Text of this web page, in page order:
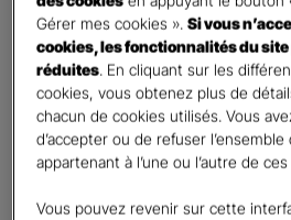
Oui
Non
Quel est votre statut professionnel ? *
TNS (Travailleur non salarié)
Salarié
Autre
Gérer mes cookies ».Si vous
cookies, les fonctionnalités du
réduites . En cliquant sur les
cookies, vous obtenez plus de
chacun de cookies utilisés. Vous
d’accepter ou de refuser
appartenant à l’une ou l’autre de
Vous pouvez revenir sur cette